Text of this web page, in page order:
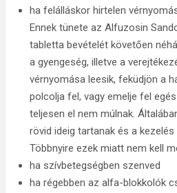
ha felálláskor hirtelen
Ennek tünete az Alfuzosin
tabletta bevételét követően
a gyengeség, illetve a
vérnyomása leesik, feküdjön a
polcolja fel, vagy emelje fel
teljesen el nem múlnak.
rövid ideig tartanak és a
Többnyire ezek miatt nem kell
ha szívbetegségben szenved
ha régebben az alfa-blokkolók